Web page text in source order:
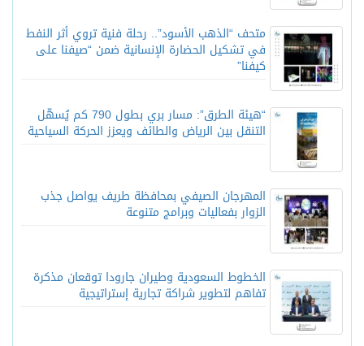
متحف “الذهب الأسود”.. رحلة فنية تروي أثر النفط
في تشكيل الحضارة الإنسانية ضمن “صيفنا على
كيفنا”
“هيئة الطرق”: مسار بري بطول 790 كم يُسهّل
التنقل بين الرياض والطائف ويعزز الحركة السياحية
المهرجان الصيفي بمحافظة طريف يواصل جذب
الزوار بفعاليات وبرامج متنوعة
الخطوط السعودية وطيران جارودا توقعان مذكرة
تفاهم لتطوير شراكة تجارية إستراتيجية